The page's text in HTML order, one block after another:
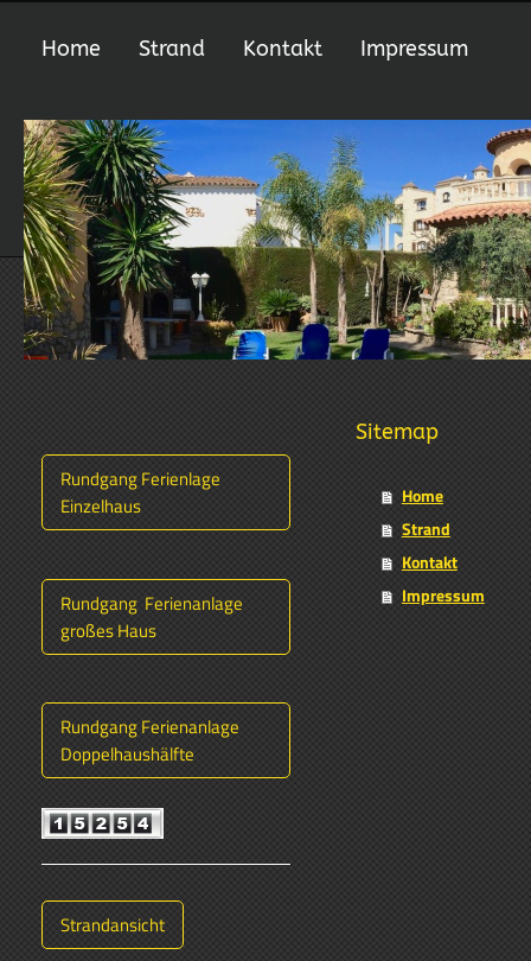
Home Strand Kontakt Impressum
Rundgang Ferienlage
Einzelhaus
Rundgang Ferienanlage
großes Haus
Rundgang Ferienanlage
Doppelhaushälfte
Strandansicht
Sitemap
Home
Strand
Kontakt
Impressum